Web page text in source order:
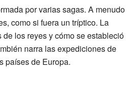
por varias sagas. A menudo
como si fuera un tríptico. La
los reyes y cómo se estableció
narra las expediciones de
países de Europa.